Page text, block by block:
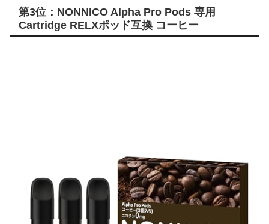
第3位：NONNICO Alpha Pro Pods 専用
Cartridge RELXポッド互換 コーヒー